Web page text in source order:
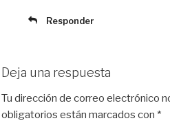
Responder
Deja una respuesta
Tu dirección de correo electrónico
obligatorios están marcados con *